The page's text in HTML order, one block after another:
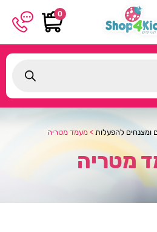
0
ומצנחים להפעלות > מעמד מטריה
מטריה